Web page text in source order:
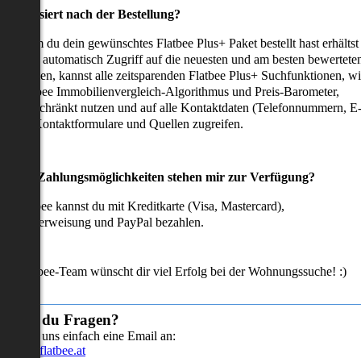
passiert nach der Bestellung?
du dein gewünschtes Flatbee Plus+ Paket bestellt hast erhältst
sofort automatisch Zugriff auf die neuesten und am besten
kannst alle zeitsparenden Flatbee Plus+ Suchfunktionen,
Flatbee Immobilienvergleich-Algorithmus und Preis-Barometer,
nutzen und auf alle Kontaktdaten (Telefonnummern, E-
Kontaktformulare und Quellen zugreifen.
Zahlungsmöglichkeiten stehen mir zur Verfügung?
Flatbee kannst du mit Kreditkarte (Visa, Mastercard),
und PayPal bezahlen.
Flatbee-Team wünscht dir viel Erfolg bei der Wohnungssuche! :)
Hast du Fragen?
Sende uns einfach eine Email an:
info@flatbee.at